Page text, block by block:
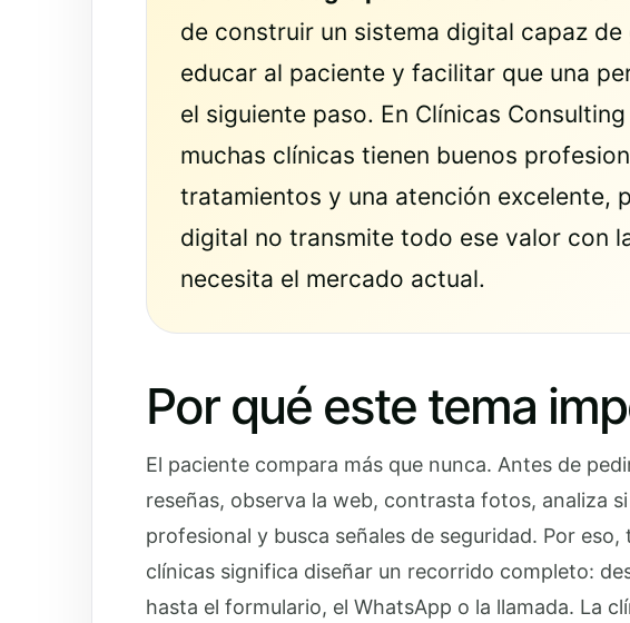
de construir un sistema digital capaz
educar al paciente y facilitar que una
el siguiente paso. En Clínicas
muchas clínicas tienen buenos
tratamientos y una atención excelente,
digital no transmite todo ese valor con
necesita el mercado actual.
Por qué este tema
El paciente compara más que nunca. Antes de
reseñas, observa la web, contrasta fotos, analiza
profesional y busca señales de seguridad. Por
clínicas significa diseñar un recorrido completo:
hasta el formulario, el WhatsApp o la llamada. La